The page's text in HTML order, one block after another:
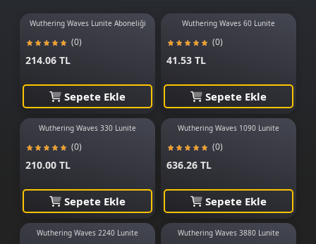
Wuthering Waves Lunite Aboneliği
(0)
214.06 TL
Sepete Ekle
Wuthering Waves 60 Lunite
(0)
41.53 TL
Sepete Ekle
Wuthering Waves 330 Lunite
(0)
210.00 TL
Sepete Ekle
Wuthering Waves 1090 Lunite
(0)
636.26 TL
Sepete Ekle
Wuthering Waves 2240 Lunite Wuthering Waves 3880 Lunite